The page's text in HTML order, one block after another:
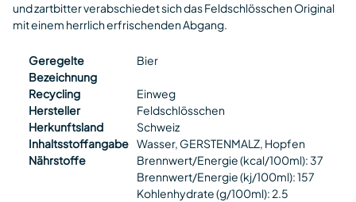
und zartbitter verabschiedet sich das Feldschlösschen Original
mit einem herrlich erfrischenden Abgang.
Geregelte
Bezeichnung
Bier
Recycling
Einweg
Hersteller
Feldschlösschen
Herkunftsland
Schweiz
Inhaltsstoffangabe Wasser, GERSTENMALZ, Hopfen
Nährstoffe
Brennwert/Energie (kcal/100ml): 37
Brennwert/Energie (kj/100ml): 157
Kohlenhydrate (g/100ml): 2.5